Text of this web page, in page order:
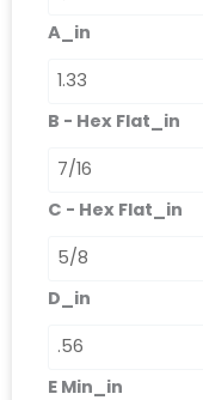
A_in
B - Hex Flat_in
C - Hex Flat_in
D_in
E Min_in